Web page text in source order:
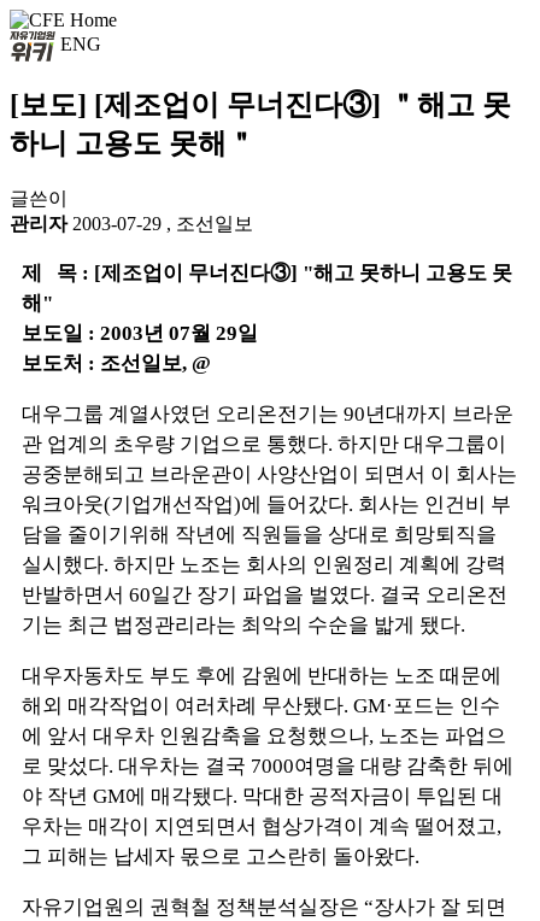
ENG
[보도] [제조업이 무너진다③] ＂해고 못
하니 고용도 못해＂
글쓴이
관리자 2003-07-29 , 조선일보
제 목 : [제조업이 무너진다③] "해고 못하니 고용도 못
해"
보도일 : 2003년 07월 29일
보도처 : 조선일보, @
대우그룹 계열사였던 오리온전기는 90년대까지 브라운
관 업계의 초우량 기업으로 통했다. 하지만 대우그룹이
공중분해되고 브라운관이 사양산업이 되면서 이 회사는
워크아웃(기업개선작업)에 들어갔다. 회사는 인건비 부
담을 줄이기위해 작년에 직원들을 상대로 희망퇴직을
실시했다. 하지만 노조는 회사의 인원정리 계획에 강력
반발하면서 60일간 장기 파업을 벌였다. 결국 오리온전
기는 최근 법정관리라는 최악의 수순을 밟게 됐다.
대우자동차도 부도 후에 감원에 반대하는 노조 때문에
해외 매각작업이 여러차례 무산됐다. GM·포드는 인수
에 앞서 대우차 인원감축을 요청했으나, 노조는 파업으
로 맞섰다. 대우차는 결국 7000여명을 대량 감축한 뒤에
야 작년 GM에 매각됐다. 막대한 공적자금이 투입된 대
우차는 매각이 지연되면서 협상가격이 계속 떨어졌고,
그 피해는 납세자 몫으로 고스란히 돌아왔다.
자유기업원의 권혁철 정책분석실장은 “장사가 잘 되면